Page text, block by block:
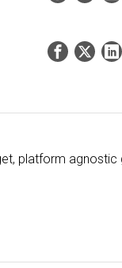
platform agnostic